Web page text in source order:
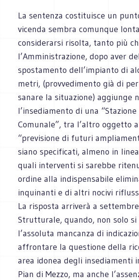
La sentenza costituisce un
vicenda sembra comunque
considerarsi risolta, tanto più
l’Amministrazione, dopo aver
spostamento dell’impianto di
metri, (provvedimento già di
sanare la situazione) aggiunge
l’insediamento di una “Stazione
Comunale”, tra l’altro oggetto
“previsione di futuri
siano specificati, almeno in
quali interventi si sarebbe
ordine alla indispensabile
inquinanti e di altri nocivi
La risposta arriverà a
Strutturale, quando, non solo
l’assoluta mancanza di
affrontare la questione della
area idonea degli insediamenti
Pian di Mezzo, ma anche